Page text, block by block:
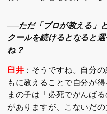
──ただ「プロが教える」
クールを続けるとなると
ね？
臼井 ：そうですね。自分
もに教えることで自分が
まの子は「必死でがんば
がありますが、こないだ